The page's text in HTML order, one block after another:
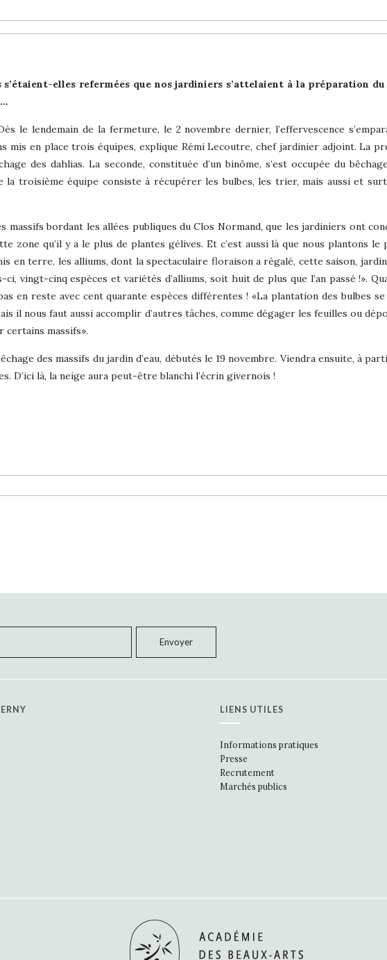
elles refermées que nos jardiniers s’attelaient à la préparation
le lendemain de la fermeture, le 2 novembre dernier, l’effervescence
mis en place trois équipes, explique Rémi Lecoutre, chef jardinier adjoint. La
des dahlias. La seconde, constituée d’un binôme, s’est occupée du
la troisième équipe consiste à récupérer les bulbes, les trier, mais aussi et
massifs bordant les allées publiques du Clos Normand, que les jardiniers ont
zone qu’il y a le plus de plantes gélives. Et c’est aussi là que nous plantons le
en terre, les alliums, dont la spectaculaire floraison a régalé, cette saison,
vingt-cinq espèces et variétés d’alliums, soit huit de plus que l’an passé !».
en reste avec cent quarante espèces différentes ! «La plantation des bulbes
il nous faut aussi accomplir d’autres tâches, comme dégager les feuilles ou
massifs».
des massifs du jardin d’eau, débutés le 19 novembre. Viendra ensuite, à
D’ici là, la neige aura peut-être blanchi l’écrin givernois !
LIENS UTILES
Informations pratiques
Presse
Recrutement
Marchés publics